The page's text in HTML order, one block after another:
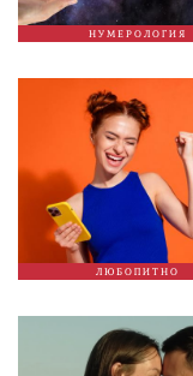
НУМЕРОЛОГИЯ
ЛЮБОПИТНО